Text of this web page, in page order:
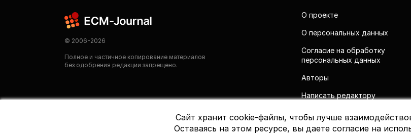
© 2006-2026
Полное и частичное копирование материалов
без одобрения редакции запрещено.
О проекте
О персональных данных
Согласие на обработку
персональных данных
Авторы
Написать редактору
Сайт хранит cookie-файлы, чтобы лучше
Оставаясь на этом ресурсе, вы даете согласие на